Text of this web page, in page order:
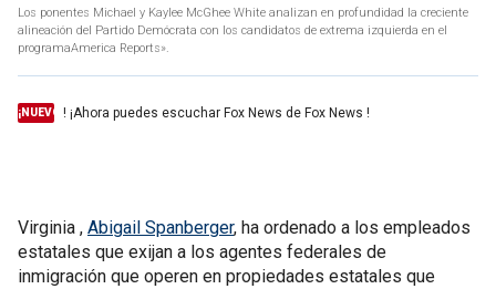
Los ponentes Michael y Kaylee McGhee White analizan en profundidad la creciente
alineación del Partido Demócrata con los candidatos de extrema izquierda en el
programaAmerica Reports».
¡NUEVO ! ¡Ahora puedes escuchar Fox News de Fox News !
Virginia , Abigail Spanberger, ha ordenado a los empleados
estatales que exijan a los agentes federales de
inmigración que operen en propiedades estatales que